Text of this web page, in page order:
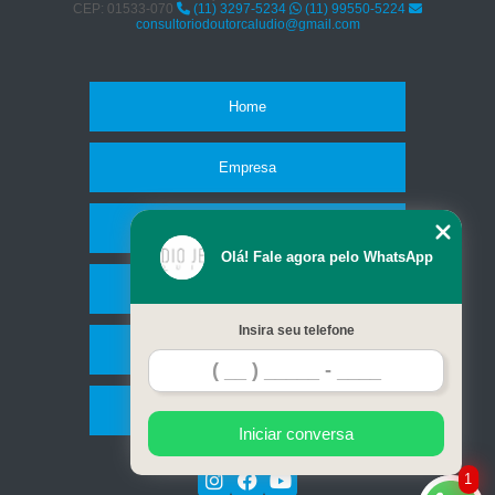
CEP: 01533-070
(11) 3297-5234
(11) 99550-5224
consultoriodoutorcaludio@gmail.com
Home
Empresa
Contato
Mapa do site
1
Olá! Fale agora pelo WhatsApp
Insira seu telefone
Iniciar conversa